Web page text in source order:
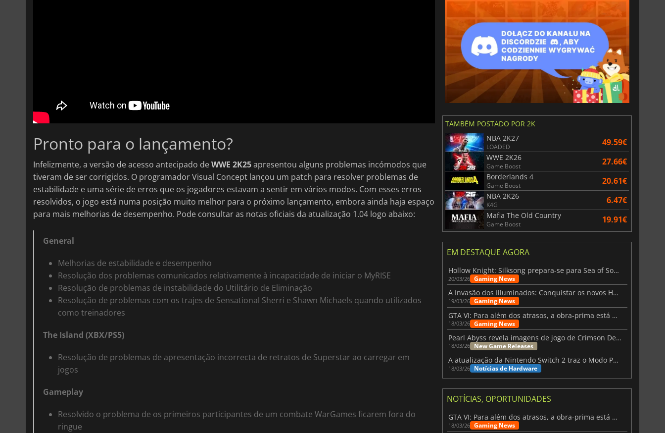
Pronto para o lançamento?
Infelizmente, a versão de acesso antecipado deWWE 2K25apresentou alguns problemas incómodos que
tiveram de ser corrigidos. O programador Visual Concept lançou um patch para resolver problemas de
estabilidade e uma série de erros que os jogadores estavam a sentir em vários modos. Com esses erros
resolvidos, o jogo está numa posição muito melhor para o próximo lançamento, embora ainda haja espaço
para mais melhorias de desempenho. Pode consultar as notas oficiais da atualização 1.04 logo abaixo:
General
Melhorias de estabilidade e desempenho
Resolução dos problemas comunicados relativamente à incapacidade de iniciar o MyRISE
Resolução de problemas de instabilidade do Utilitário de Eliminação
Resolução de problemas com os trajes de Sensational Sherri e Shawn Michaels quando utilizados
como treinadores
The Island (XBX/PS5)
Resolução de problemas de apresentação incorrecta de retratos de Superstar ao carregar em
jogos
Gameplay
Resolvido o problema de os primeiros participantes de um combate WarGames ficarem fora do
ringue
TAMBÉM POSTADO POR 2K
NBA 2K27
LOADED 49.59€
WWE 2K26
Game Boost 27.66€
Borderlands 4
Game Boost 20.61€
NBA 2K26
K4G 6.47€
Mafia The Old Country
Game Boost 19.91€
EM DESTAQUE AGORA
Hollow Knight: Silksong prepara-se para Sea of Sorrow com um patch
20/03/26 Gaming News
A Invasão dos Illuminados: Conquistar os novos Helldivers 2 Atualização!
19/03/26 Gaming News
GTA VI: Para além dos atrasos, a obra-prima está quase a chegar
18/03/26 Gaming News
Pearl Abyss revela imagens de jogo de Crimson Desert para a PS5
18/03/26 New Game Releases
A atualização da Nintendo Switch 2 traz o Modo Portátil aos jogos mais antigos da Switch
18/03/26 Notícias de Hardware
NOTÍCIAS, OPORTUNIDADES
GTA VI: Para além dos atrasos, a obra-prima está quase a chegar
18/03/26 Gaming News